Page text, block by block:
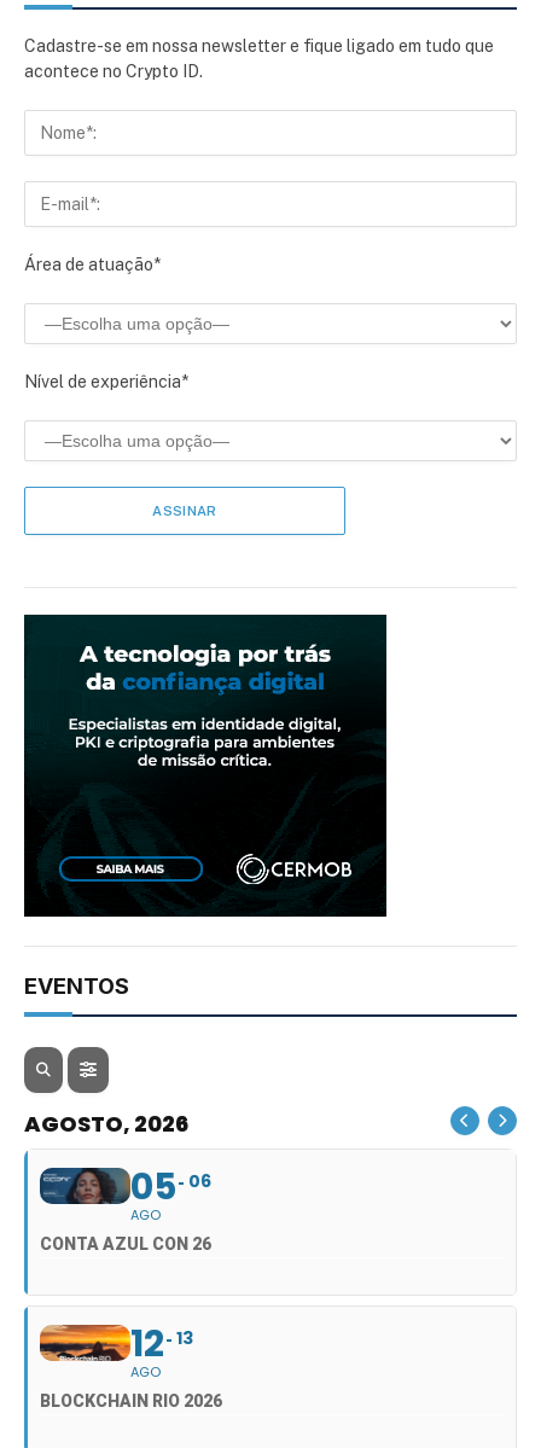
Cadastre-se em nossa newsletter e fique ligado em tudo que
acontece no Crypto ID.
Área de atuação*
Nível de experiência*
EVENTOS
AGOSTO, 2026
05
AGO
06
CONTA AZUL CON 26
12
AGO
13
BLOCKCHAIN RIO 2026